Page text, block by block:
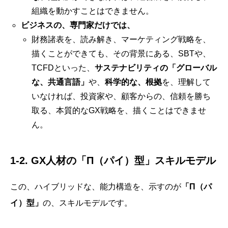
組織を動かすことはできません。
ビジネスの、専門家だけでは、
財務諸表を、読み解き、マーケティング戦略を、
描くことができても、その背景にある、SBTや、
TCFDといった、 サステナビリティの「グローバル
な、共通言語」 や、 科学的な、根拠を、理解して
いなければ、投資家や、顧客からの、信頼を勝ち
取る、本質的なGX戦略を、描くことはできませ
ん。
1-2. GX人材の「Π（パイ）型」スキルモデル
この、ハイブリッドな、能力構造を、示すのが 「Π（パ
イ）型」 の、スキルモデルです。